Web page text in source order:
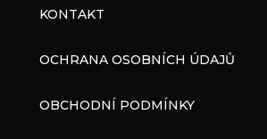
KONTAKT
OCHRANA OSOBNÍCH ÚDAJŮ
OBCHODNÍ PODMÍNKY